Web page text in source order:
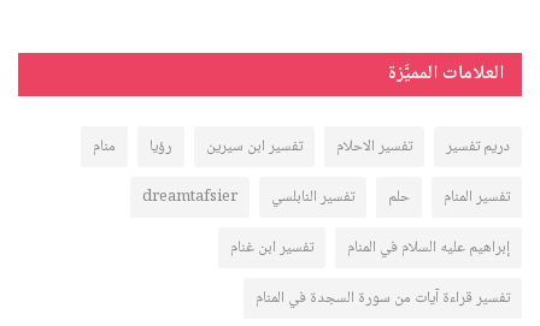
العلامات المميَّزة
دريم تفسير تفسير الاحلام تفسير ابن سيرين رؤيا
منام
تفسير المنام
حلم تفسير النابلسي
dreamtafsier
إبراهيم عليه السلام في المنام
تفسير ابن غنام
تفسير قراءة آيات من سورة السجدة في المنام